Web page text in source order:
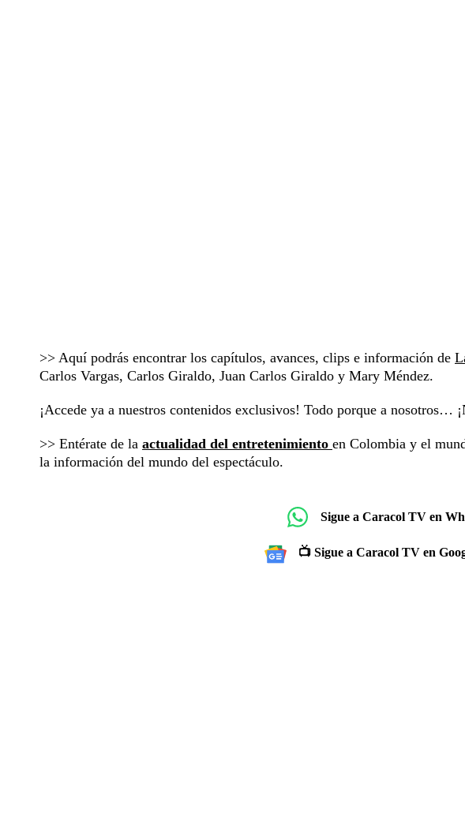
>> Aquí podrás encontrar los capítulos, avances, clips e información de
Carlos Vargas, Carlos Giraldo, Juan Carlos Giraldo y Mary Méndez.
¡Accede ya a nuestros contenidos exclusivos! Todo porque a nosotros…
>> Entérate de la actualidad del entretenimiento en Colombia y el
la información del mundo del espectáculo.
Sigue a Caracol TV en
📺 Sigue a Caracol TV en